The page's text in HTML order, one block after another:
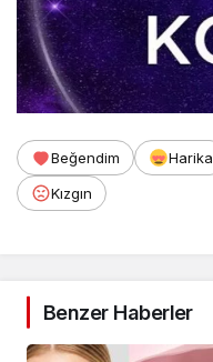
Beğendim Harika
Kızgın
Benzer Haberler